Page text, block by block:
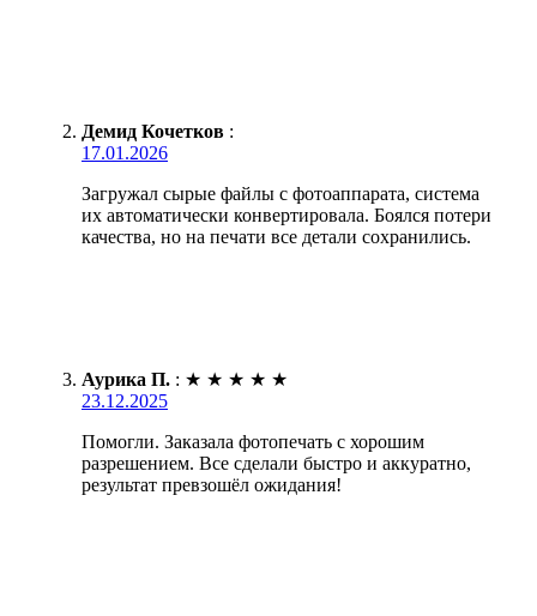
Демид Кочетков :
17.01.2026
Загружал сырые файлы с фотоаппарата, система
их автоматически конвертировала. Боялся потери
качества, но на печати все детали сохранились.
Аурика П. : ★ ★ ★ ★ ★
23.12.2025
Помогли. Заказала фотопечать с хорошим
разрешением. Все сделали быстро и аккуратно,
результат превзошёл ожидания!